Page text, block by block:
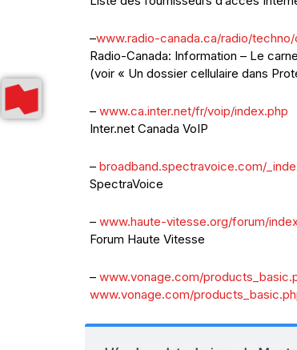
–www.radio-canada.ca/radio/
Radio-Canada: Information – Le
(voir « Un dossier cellulaire dans
– www.ca.inter.net/fr/voip/index.php
Inter.net Canada VoIP
– broadband.spectravoice.com/
SpectraVoice
– www.haute-vitesse.org/forum/
Forum Haute Vitesse
– www.vonage.com/
www.vonage.com/